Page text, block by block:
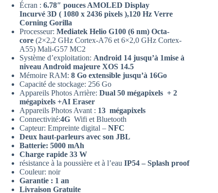
Écran : 6.78″ pouces AMOLED Display
Incurvé 3D ( 1080 x 2436 pixels ),120 Hz Verre
Corning Gorilla
Processeur: Mediatek Helio G100 (6 nm) Octa-
core (2×2,2 GHz Cortex-A76 et 6×2,0 GHz Cortex-
A55) Mali-G57 MC2
Système d’exploitation: Android 14 jusqu’à 1mise à
niveau Android majeure XOS 14.5
Mémoire RAM: 8 Go extensible jusqu’à 16Go
Capacité de stockage: 256 Go
Appareils Photos Arrière: Dual 50 mégapixels + 2
mégapixels +AI Eraser
Appareils Photos Avant : 13 mégapixels
Connectivité:4G Wifi et Bluetooth
Capteur: Empreinte digital – NFC
Deux haut-parleurs avec son JBL
Batterie: 5000 mAh
Charge rapide 33 W
résistance à la poussière et à l’eau IP54 – Splash proof
Couleur: noir
Garantie : 1 an
Livraison Gratuite